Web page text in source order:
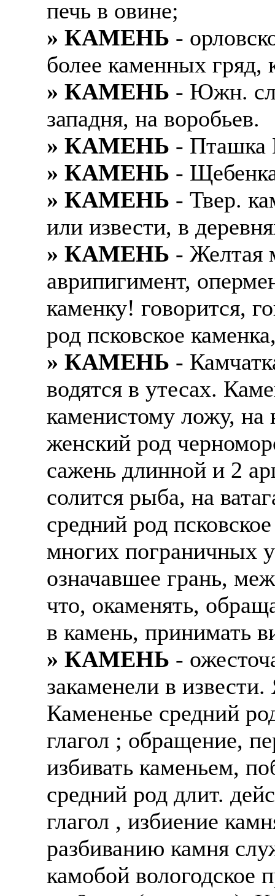
печь в овине;
» КАМЕНЬ -
более каменных гряд,
» КАМЕНЬ - Южн.
западня, на воробьев.
» КАМЕНЬ - Пташка
» КАМЕНЬ -
» КАМЕНЬ - Твер.
или извести, в
» КАМЕНЬ - Желтая
аврипигимент,
каменку! говорится,
род псковское
» КАМЕНЬ -
водятся в утесах.
каменистому ложу,
женский род
сажень длинной и 2
солится рыба, на
средний род
многих пограничных
означавшее грань,
что, окаменять,
в камень, принимать
» КАМЕНЬ -
закаменели в
Камененье средний
глагол ; обращение,
избивать каменьем,
средний род длит.
глагол , избиение
разбиванию камня
камобой